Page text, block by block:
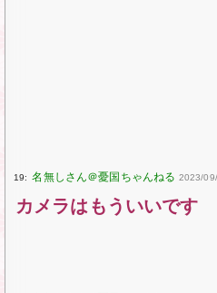
19: 2023/
カメラはもういいです